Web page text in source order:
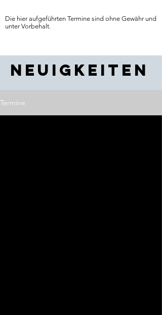
Die hier aufgeführten Termine sind ohne Gewähr und
unter Vorbehalt.
Neuigkeiten
Termine